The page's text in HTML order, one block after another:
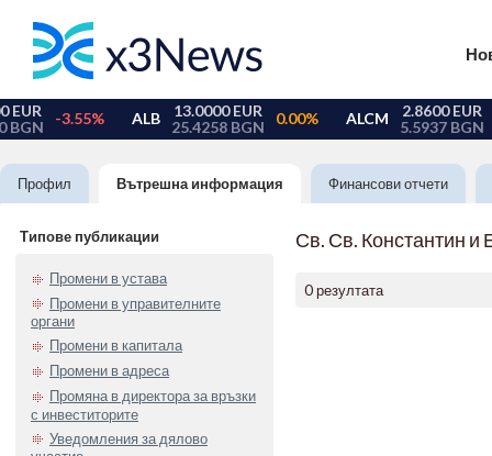
Профил Вътрешна информация Финансови отчети
Типове публикации
Промени в устава
Промени в управителните
органи
Промени в капитала
Промени в адреса
Промяна в директора за връзки
с инвеститорите
Уведомления за дялово
Св. Св. Константин
0 резултата